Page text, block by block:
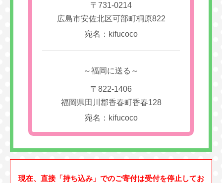
〒731-0214
広島市安佐北区可部町桐原822
宛名：kifucoco
～福岡に送る～
〒822-1406
福岡県田川郡香春町香春128
宛名：kifucoco
現在、直接「持ち込み」でのご寄付は受付を停止してお